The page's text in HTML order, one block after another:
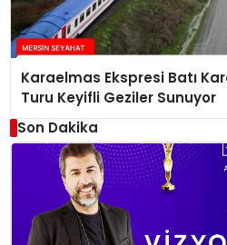
Karaelmas Ekspresi Batı
Turu Keyifli Geziler Sunuyor
Son Dakika